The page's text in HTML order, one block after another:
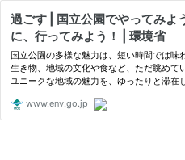
過ごす | 国立公園でやってみよ
に、行ってみよう！ | 環境省
国立公園の多様な魅力は、短い時間では味
生き物、地域の文化や食など、ただ眺めて
ユニークな地域の魅力を、ゆったりと滞在
ます。www.env.go.jp